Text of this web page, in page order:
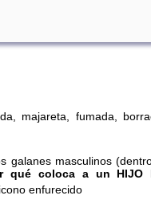
majareta, fumada,
galanes masculinos
qué coloca a un HIJO